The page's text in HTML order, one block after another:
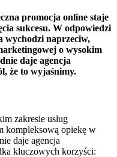
promocja online staje
sukcesu. W odpowiedzi
wychodzi naprzeciw,
o wysokim
daje agencja
że to wyjaśnimy.
zakresie usług
kompleksową opiekę w
daje agencja
kluczowych korzyści: